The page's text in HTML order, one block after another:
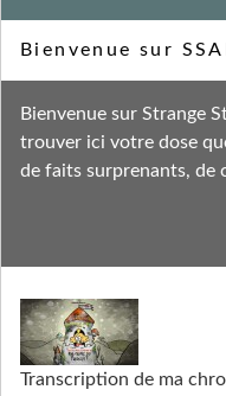
Fil des commentaires
Transcription de ma
Bienvenue sur
Bienvenue sur Strange
trouver ici votre dose
de faits surprenants, de